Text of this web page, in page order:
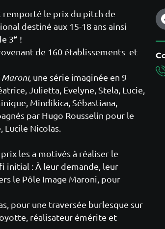
remporté le prix du pitch de
destiné aux 15-18 ans ainsi
3e !
de 160 établissements et
Maroni, une série imaginée en 9
Julietta, Evelyne, Stela, Lucie,
Mindikica, Sébastiana,
par Hugo Rousselin pour le
Nicolas.
les a motivés à réaliser le
initial : À leur demande, leur
le Pôle Image Maroni, pour
pour une traversée burlesque sur
réalisateur émérite et